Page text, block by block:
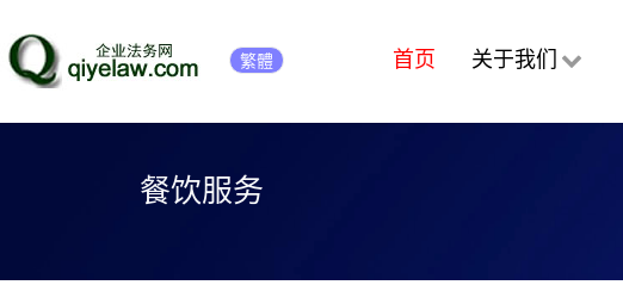
繁體 首页 关于我们
餐饮服务